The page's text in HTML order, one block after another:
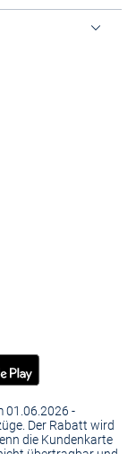
01.06.2026 -
Der Rabatt wird
die Kundenkarte